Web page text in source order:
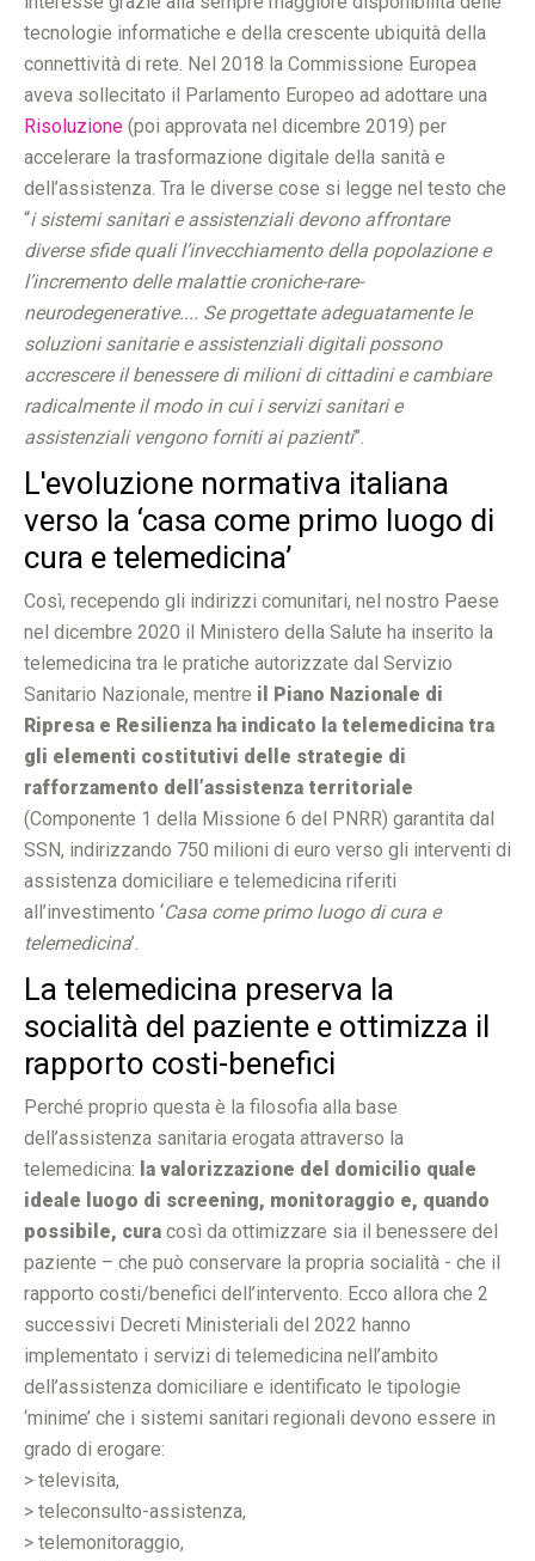
tecnologie informatiche e della crescente ubiquità della
connettività di rete. Nel 2018 la Commissione Europea
aveva sollecitato il Parlamento Europeo ad adottare una
Risoluzione (poi approvata nel dicembre 2019) per
accelerare la trasformazione digitale della sanità e
dell’assistenza. Tra le diverse cose si legge nel testo che
“i sistemi sanitari e assistenziali devono affrontare
diverse sfide quali l’invecchiamento della popolazione e
l’incremento delle malattie croniche-rare-
neurodegenerative.... Se progettate adeguatamente le
soluzioni sanitarie e assistenziali digitali possono
accrescere il benessere di milioni di cittadini e cambiare
radicalmente il modo in cui i servizi sanitari e
assistenziali vengono forniti ai pazienti”.
L'evoluzione normativa italiana
verso la ‘casa come primo luogo di
cura e telemedicina’
Così, recependo gli indirizzi comunitari, nel nostro Paese
nel dicembre 2020 il Ministero della Salute ha inserito la
telemedicina tra le pratiche autorizzate dal Servizio
Sanitario Nazionale, mentre il Piano Nazionale di
Ripresa e Resilienza ha indicato la telemedicina tra
gli elementi costitutivi delle strategie di
rafforzamento dell’assistenza territoriale
(Componente 1 della Missione 6 del PNRR) garantita dal
SSN, indirizzando 750 milioni di euro verso gli interventi di
assistenza domiciliare e telemedicina riferiti
all’investimento ‘Casa come primo luogo di cura e
telemedicina’.
La telemedicina preserva la
socialità del paziente e ottimizza il
rapporto costi-benefici
Perché proprio questa è la filosofia alla base
dell’assistenza sanitaria erogata attraverso la
telemedicina: la valorizzazione del domicilio quale
ideale luogo di screening, monitoraggio e, quando
possibile, cura così da ottimizzare sia il benessere del
paziente – che può conservare la propria socialità - che il
rapporto costi/benefici dell’intervento. Ecco allora che 2
successivi Decreti Ministeriali del 2022 hanno
implementato i servizi di telemedicina nell’ambito
dell’assistenza domiciliare e identificato le tipologie
‘minime’ che i sistemi sanitari regionali devono essere in
grado di erogare:
> televisita,
> teleconsulto-assistenza,
> telemonitoraggio,